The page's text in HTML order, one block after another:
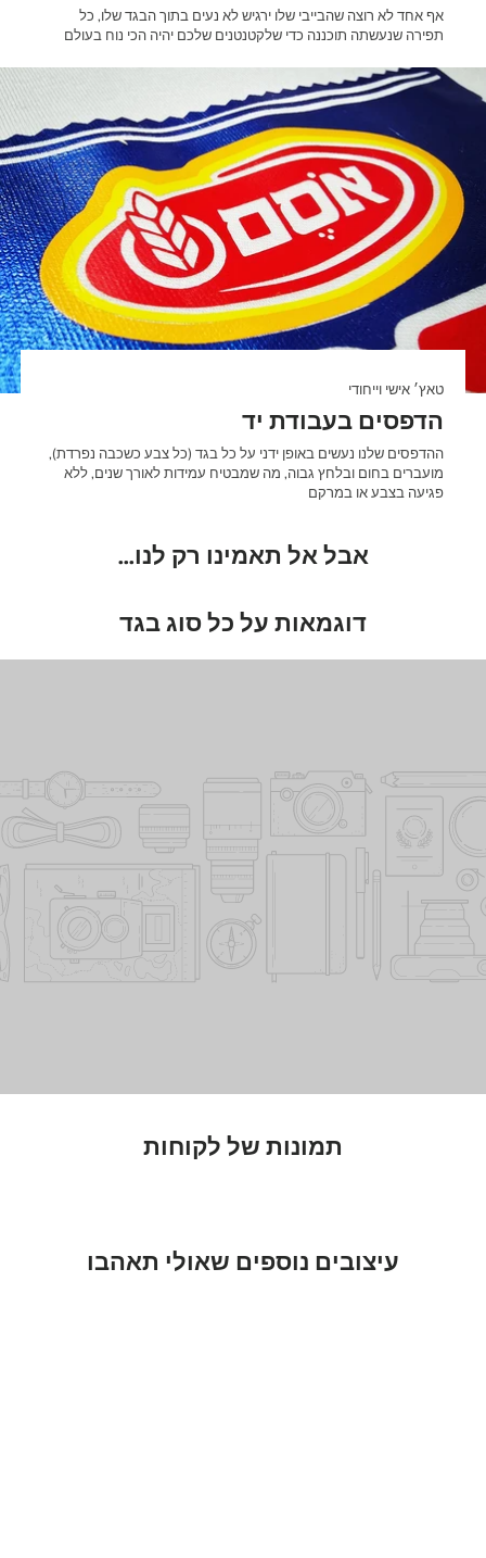
אף אחד לא רוצה שהבייבי שלו ירגיש לא נעים בתוך הבגד שלו, כל
תפירה שנעשתה תוכננה כדי שלקטנטנים שלכם יהיה הכי נוח בעולם
טאץ׳ אישי וייחודי
הדפסים בעבודת יד
ההדפסים שלנו נעשים באופן ידני על כל בגד (כל צבע כשכבה נפרדת),
מועברים בחום ובלחץ גבוה, מה שמבטיח עמידות לאורך שנים, ללא
פגיעה בצבע או במרקם
אבל אל תאמינו רק לנו...
דוגמאות על כל סוג בגד
תמונות של לקוחות
עיצובים נוספים שאולי תאהבו